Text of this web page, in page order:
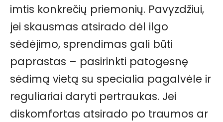
imtis konkrečių priemonių. Pavyzdžiui,
jei skausmas atsirado dėl ilgo
sėdėjimo, sprendimas gali būti
paprastas – pasirinkti patogesnę
sėdimą vietą su specialia pagalvėle ir
reguliariai daryti pertraukas. Jei
diskomfortas atsirado po traumos ar